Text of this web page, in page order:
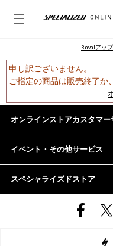
Rovalアッ
申し訳ございません。
ご指定の商品は販売終了か
オンラインストアカスタマー
イベント・その他サービス
スペシャライズドストア